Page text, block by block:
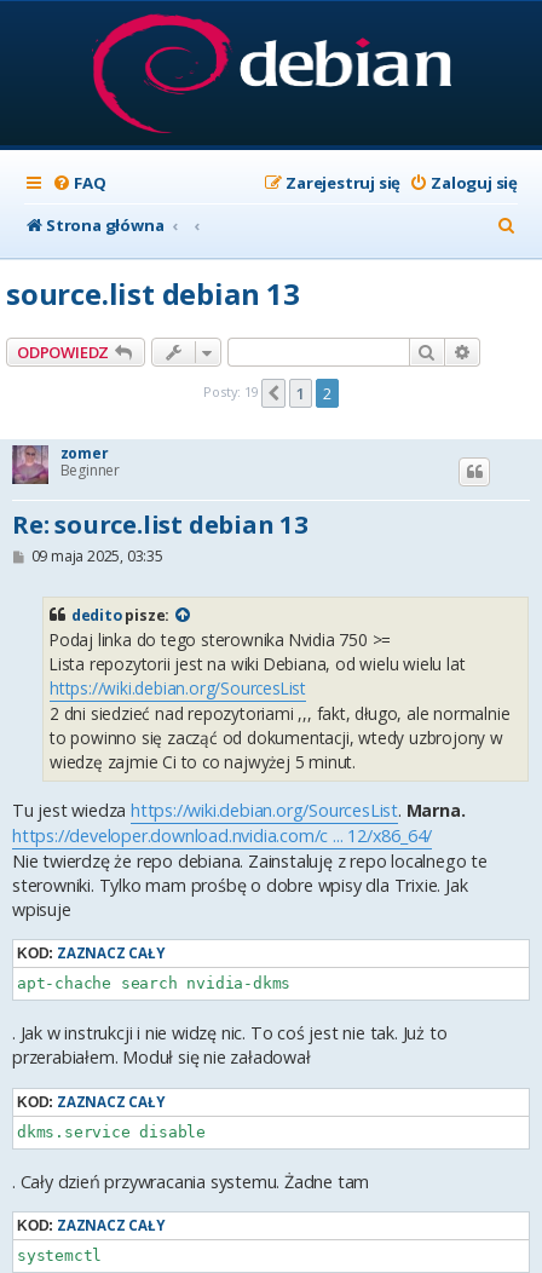
FAQ Zaloguj się
Zarejestruj się
Strona główna
z
source.list debian 13
ODPOWIEDZ Szukaj
Posty: 19 Poprzednia
1 2
zomer
Beginner
Re: source.list debian 13
P09 maja 2025, 03:35
deditopisze:
Podaj linka do tego sterownika Nvidia 750 >=
Lista repozytorii jest na wiki Debiana, od wielu wielu lat
https://wiki.debian.org/SourcesList
2 dni siedzieć nad repozytoriami ,,, fakt, długo, ale normalnie
to powinno się zacząć od dokumentacji, wtedy uzbrojony w
wiedzę zajmie Ci to co najwyżej 5 minut.
Tu jest wiedza https://wiki.debian.org/SourcesList. Marna.
https://developer.download.nvidia.com/c ... 12/x86_64/
Nie twierdzę że repo debiana. Zainstaluję z repo localnego te
sterowniki. Tylko mam prośbę o dobre wpisy dla Trixie. Jak
wpisuje
KOD: ZAZNACZ CAŁY
apt-chache search nvidia-dkms
. Jak w instrukcji i nie widzę nic. To coś jest nie tak. Już to
przerabiałem. Moduł się nie załadował
KOD: ZAZNACZ CAŁY
dkms.service disable
. Cały dzień przywracania systemu. Żadne tam
KOD: ZAZNACZ CAŁY
systemctl